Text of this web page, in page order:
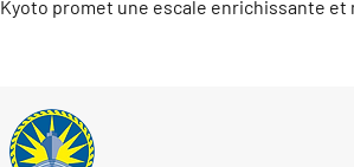
Kyoto promet une escale enrichissante et